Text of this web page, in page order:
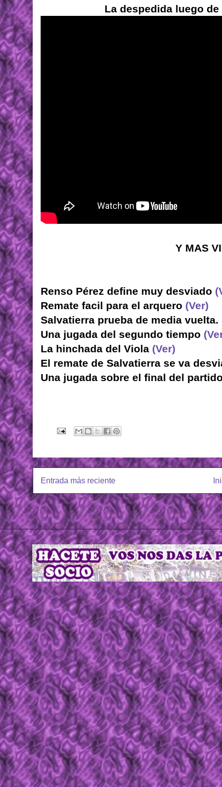
La despedida luego
Y MAS
Renso Pérez define muy desviado
Remate facil para el arquero (Ver)
Salvatierra prueba de media
Una jugada del segundo tiempo
La hinchada del Viola (Ver)
El remate de Salvatierra se va
Una jugada sobre el final del
Entrada más reciente